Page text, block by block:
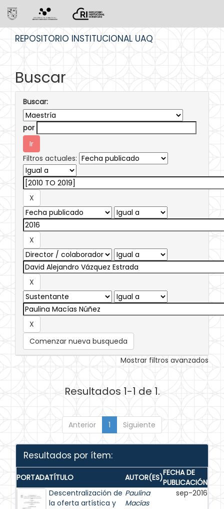
REPOSITORIO INSTITUCIONAL UAQ
Buscar
Buscar:
por
Filtros actuales:
Comenzar nueva busqueda
Mostrar filtros avanzados
Resultados 1-1 de 1.
Anterior 1 Siguiente
Resultados por ítem:
PORTADATÍTULO AUTOR(ES)FECHA DE
PUBLICACIÓN
Descentralización de
la oferta artística y
Paulina
Macías
sep-2016